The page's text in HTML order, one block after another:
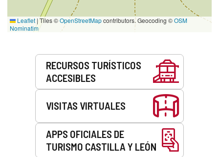
Leaflet |Tiles ©OpenStreetMapcontributors. Geocoding ©OSM
Nominatim
RECURSOS TURÍSTICOS
ACCESIBLES
VISITAS VIRTUALES
APPS OFICIALES DE
TURISMO CASTILLA Y LEÓN